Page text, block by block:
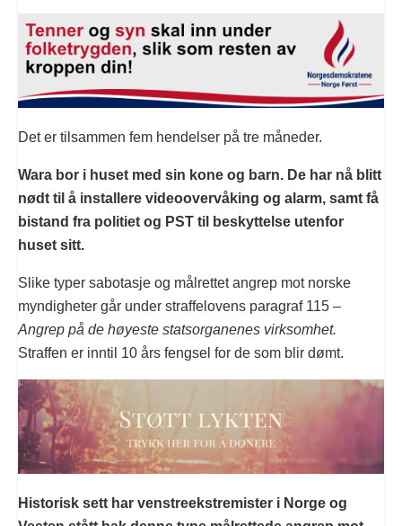
Det er tilsammen fem hendelser på tre måneder.
Wara bor i huset med sin kone og barn. De har nå blitt
nødt til å installere videoovervåking og alarm, samt få
bistand fra politiet og PST til beskyttelse utenfor
huset sitt.
Slike typer sabotasje og målrettet angrep mot norske
myndigheter går under straffelovens paragraf 115 –
Angrep på de høyeste statsorganenes virksomhet.
Straffen er inntil 10 års fengsel for de som blir dømt.
Historisk sett har venstreekstremister i Norge og